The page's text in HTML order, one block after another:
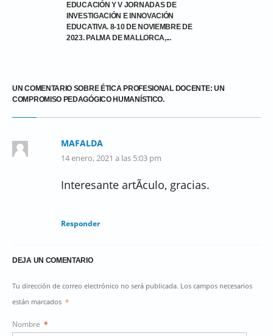
EDUCACIÓN Y V JORNADAS DE
INVESTIGACIÓN E INNOVACIÓN
EDUCATIVA. 8-10 DE NOVIEMBRE DE
2023. PALMA DE MALLORCA,...
UN COMENTARIO SOBRE ÉTICA PROFESIONAL DOCENTE: UN
COMPROMISO PEDAGÓGICO HUMANÍSTICO.
MAFALDA
14 enero, 2021 a las 5:03 pm
Interesante artÃ­culo, gracias.
Responder
DEJA UN COMENTARIO
Tu dirección de correo electrónico no será publicada. Los campos necesarios
están marcados *
Nombre *